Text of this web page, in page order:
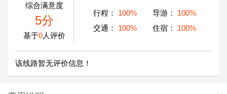
综合满意度
5分
基于0人评价
行程： 100% 导游：
100%
交通：
100% 住宿： 100%
该线路暂无评价信息！